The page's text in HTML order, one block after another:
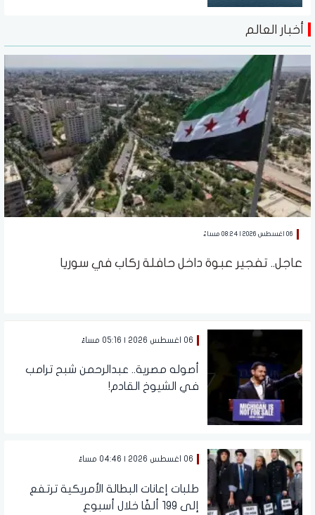
أخبار العالم
06 اغسطس 2026 | 08:24 مساءً
عاجل.. تفجير عبوة داخل حافلة ركاب في سوريا
06 اغسطس 2026 | 05:16 مساءً
أصوله مصرية.. عبدالرحمن شبح ترامب
في الشيوخ القادم!
06 اغسطس 2026 | 04:46 مساءً
طلبات إعانات البطالة الأمريكية ترتفع
إلى 199 ألفًا خلال أسبوع